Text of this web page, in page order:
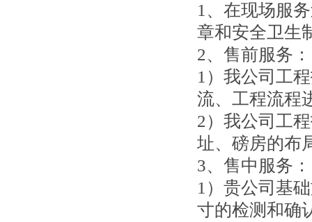
1、在现场服
章和安全卫生
2、售前服务：
1）我公司工
流、工程流程
2）我公司工
址、磅房的布
3、售中服务：
1）贵公司基
寸的检测和确